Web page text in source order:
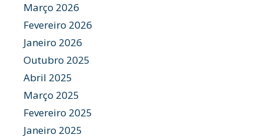
Março 2026
Fevereiro 2026
Janeiro 2026
Outubro 2025
Abril 2025
Março 2025
Fevereiro 2025
Janeiro 2025